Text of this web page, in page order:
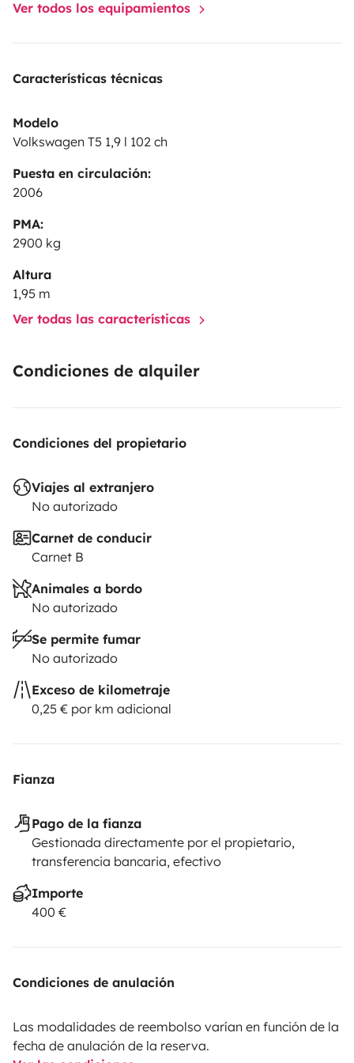
Ver todos los equipamientos
Características técnicas
Modelo
Volkswagen T5 1,9 l 102 ch
Puesta en circulación:
2006
PMA:
2900 kg
Altura
1,95 m
Ver todas las características
Condiciones de alquiler
Condiciones del propietario
Viajes al extranjero
No autorizado
Carnet de conducir
Carnet B
Animales a bordo
No autorizado
Se permite fumar
No autorizado
Exceso de kilometraje
0,25 € por km adicional
Fianza
Pago de la fianza
Gestionada directamente por el propietario,
transferencia bancaria, efectivo
Importe
400 €
Condiciones de anulación
Las modalidades de reembolso varían en función de la
fecha de anulación de la reserva.